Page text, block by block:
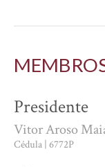
Presidente
Vitor Aroso
Cédula | 6772P